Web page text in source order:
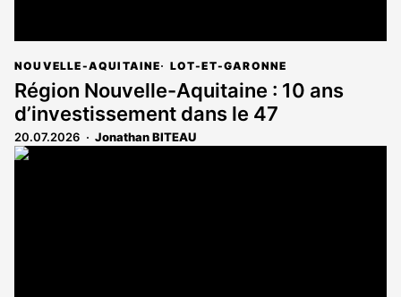
NOUVELLE-AQUITAINE LOT-ET-GARONNE
Région Nouvelle-Aquitaine : 10 ans
d’investissement dans le 47
20.07.2026 Jonathan BITEAU